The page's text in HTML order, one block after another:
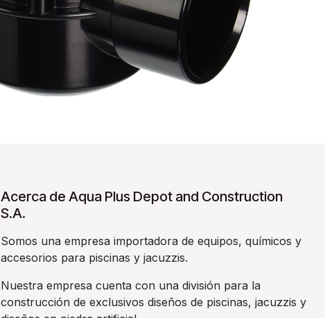
Acerca de Aqua Plus Depot and Construction
S.A.
Somos una empresa importadora de equipos, químicos y
accesorios para piscinas y jacuzzis.
Nuestra empresa cuenta con una división para la
construcción de exclusivos diseños de piscinas, jacuzzis y